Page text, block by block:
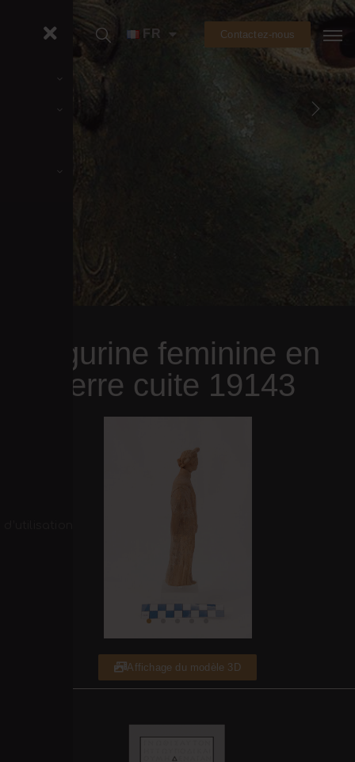
FR Contactez-nous
Figurine feminine en
terre cuite 19143
Affichage du modèle 3D